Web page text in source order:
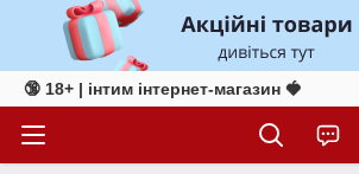
🔞 18+ | інтим інтернет-магазин 🍓